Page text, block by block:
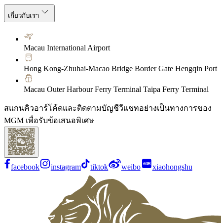
เกี่ยวกับเรา
Macau International Airport
Hong Kong-Zhuhai-Macao Bridge Border Gate Hengqin Port
Macau Outer Harbour Ferry Terminal Taipa Ferry Terminal
สแกนคิวอาร์โค้ดและติดตามบัญชีวีแชทอย่างเป็นทางการของ
MGM เพื่อรับข้อเสนอพิเศษ
facebook instagram tiktok weibo xiaohongshu